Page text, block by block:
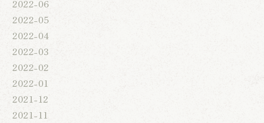
2022-06
2022-05
2022-04
2022-03
2022-02
2022-01
2021-12
2021-11